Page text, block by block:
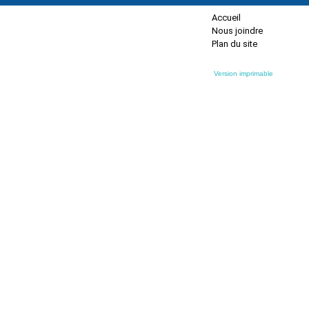
Accueil
Nous joindre
Plan du site
Version imprimable